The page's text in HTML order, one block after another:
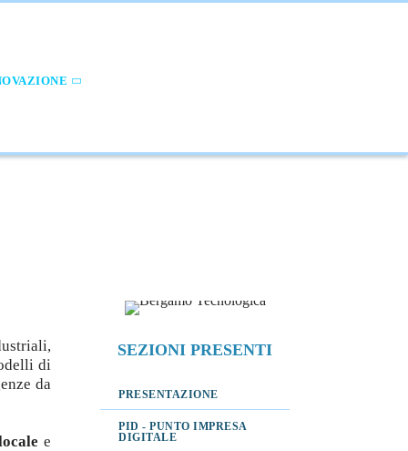
di
da
e
SEZIONI PRESENTI
PRESENTAZIONE
PID - PUNTO IMPRESA
DIGITALE